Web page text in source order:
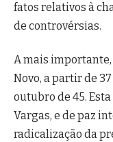
fatos relativos à
de controvérsias.
A mais importante,
Novo, a partir de
outubro de 45.
Vargas, e de paz
radicalização da